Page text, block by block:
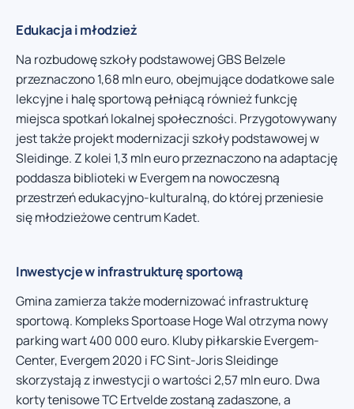
Edukacja i młodzież
Na rozbudowę szkoły podstawowej GBS Belzele
przeznaczono 1,68 mln euro, obejmujące dodatkowe sale
lekcyjne i halę sportową pełniącą również funkcję
miejsca spotkań lokalnej społeczności. Przygotowywany
jest także projekt modernizacji szkoły podstawowej w
Sleidinge. Z kolei 1,3 mln euro przeznaczono na adaptację
poddasza biblioteki w Evergem na nowoczesną
przestrzeń edukacyjno-kulturalną, do której przeniesie
się młodzieżowe centrum Kadet.
Inwestycje w infrastrukturę sportową
Gmina zamierza także modernizować infrastrukturę
sportową. Kompleks Sportoase Hoge Wal otrzyma nowy
parking wart 400 000 euro. Kluby piłkarskie Evergem-
Center, Evergem 2020 i FC Sint-Joris Sleidinge
skorzystają z inwestycji o wartości 2,57 mln euro. Dwa
korty tenisowe TC Ertvelde zostaną zadaszone, a